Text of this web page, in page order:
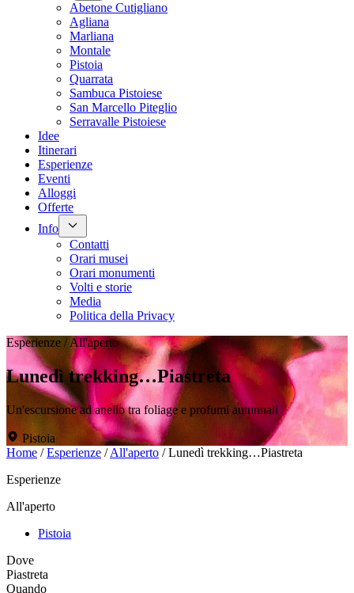
Abetone Cutigliano
Agliana
Marliana
Montale
Pistoia
Quarrata
Sambuca Pistoiese
San Marcello Piteglio
Serravalle Pistoiese
Idee
Itinerari
Esperienze
Eventi
Alloggi
Offerte
Info
Contatti
Orari musei
Orari monumenti
Volti e storie
Media
Politica della Privacy
Esperienze / All'aperto
Lunedì trekking…Piastreta
Un'escursione ad anello tra foliage e profumi autunnali
Pistoia
Home /Esperienze /All'aperto /Lunedì trekking…Piastreta
Esperienze
All'aperto
Pistoia
Dove
Piastreta
Quando